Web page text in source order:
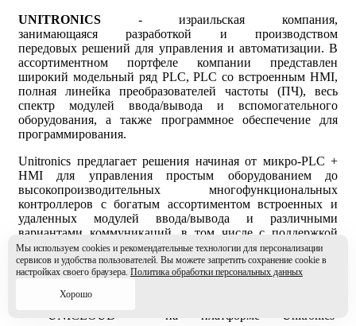
UNITRONICS - израильская компания,
занимающаяся разработкой и производством
передовых решений для управления и автоматизации. В
ассортиментном портфеле компании представлен
широкий модельный ряд PLC, PLC со встроенным HMI,
полная линейка преобразователей частоты (ПЧ), весь
спектр модулей ввода/вывода и вспомогательного
оборудования, а также программное обеспечение для
программирования.
Unitronics предлагает решения начиная от микро-PLC +
HMI для управления простым оборудованием до
высокопроизводительных многофункциональных
контроллеров с богатым ассортиментом встроенных и
удаленных модулей ввода/вывода и различными
вариантами коммуникаций, в том числе с поддержкой
стратегии «Индустрия 4.0».
Технология "Все в одном" - PLC + HMI + WEB SERVER
+ UNICLOUD - на платформе Unitronics
Мы используем cookies и рекомендательные технологии для персонализации
сервисов и удобства пользователей. Вы можете запретить сохранение cookie в
настройках своего браузера. Политика обработки персональных данных
Хорошо